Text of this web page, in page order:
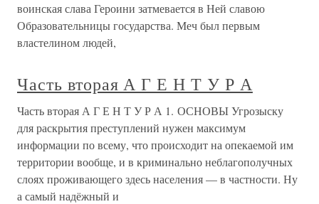
воинская слава Героини затмевается в Ней славою
Образовательницы государства. Меч был первым
властелином людей,
Часть вторая А Г Е Н Т У Р А
Часть вторая А Г Е Н Т У Р А 1. ОСНОВЫ Угрозыску
для раскрытия преступлений нужен максимум
информации по всему, что происходит на опекаемой им
территории вообще, и в криминально неблагополучных
слоях проживающего здесь населения — в частности. Ну
а самый надёжный и